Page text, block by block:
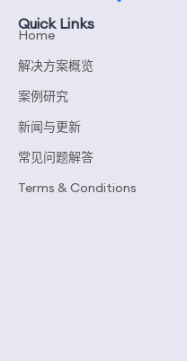
Quick Links
Home
解决方案概览
案例研究
新闻与更新
常见问题解答
Terms & Conditions